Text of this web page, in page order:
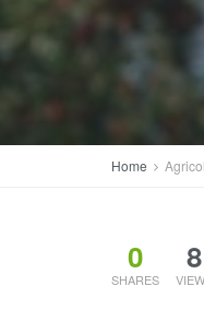
Home
0
SHARES
8